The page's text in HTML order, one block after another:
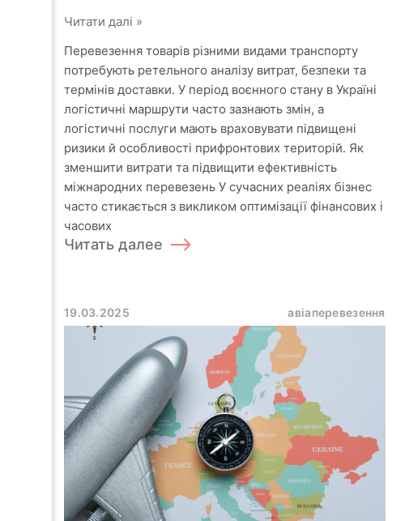
Порівняння
залізничних,
морських
та
авіаперевезень
для
різних
типів
вантажів
Читати далі »
Перевезення товарів різними видами транспорту
потребують ретельного аналізу витрат, безпеки та
термінів доставки. У період воєнного стану в Україні
логістичні маршрути часто зазнають змін, а
логістичні послуги мають враховувати підвищені
ризики й особливості прифронтових територій. Як
зменшити витрати та підвищити ефективність
міжнародних перевезень У сучасних реаліях бізнес
часто стикається з викликом оптимізації фінансових і
часових
Читать далее
19.03.2025 авіаперевезення